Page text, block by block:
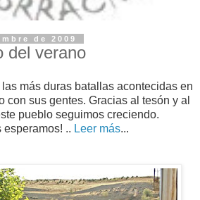
de 2009
del verano
más duras batallas acontecidas en
con sus gentes. Gracias al tesón y al
pueblo seguimos creciendo.
esperamos! .. Leer más...